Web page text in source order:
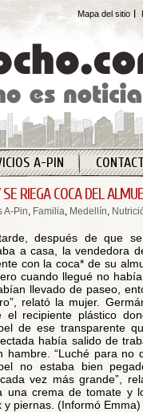
Mapa del sitio
A-PIN
RIEGA COCA DEL
A-Pin, Familia, Medellín,
después de que
a casa, la vendedora
con la coca* de su
cuando llegué no
llevado de paseo,
relató la mujer.
el recipiente plástico
de ese transparente
había salido de
“Luché para no
no estaba bien
vez más grande”,
una crema de tomate y
piernas. (Informó Emma)